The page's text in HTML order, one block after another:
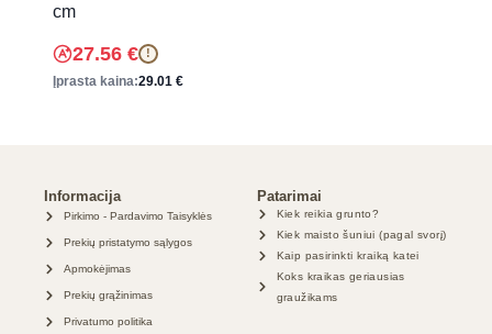
cm
27.56 € !
Įprasta kaina:29.01 €
Informacija
Pirkimo - Pardavimo Taisyklės
Prekių pristatymo sąlygos
Apmokėjimas
Prekių grąžinimas
Privatumo politika
Patarimai
Kiek reikia grunto?
Kiek maisto šuniui (pagal svorį)
Kaip pasirinkti kraiką katei
Koks kraikas geriausias
graužikams